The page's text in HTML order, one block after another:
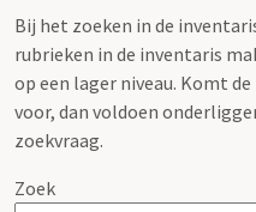
Bij het zoeken in de
rubrieken in de inventaris
op een lager niveau. Komt
voor, dan voldoen
zoekvraag.
Zoek